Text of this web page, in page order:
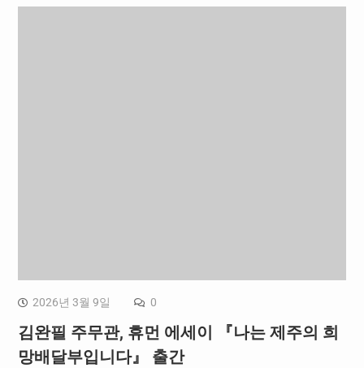
2026년 3월 9일 0
김완필 주무관, 휴먼 에세이 『나는 제주의 희
망배달부입니다』 출간